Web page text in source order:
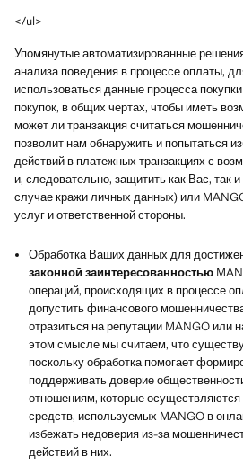
</ul>
Упомянутые автоматизированные
анализа поведения в процессе оплаты,
использоваться данные процесса
покупок, в общих чертах, чтобы иметь
может ли транзакция считаться
позволит нам обнаружить и попытаться
действий в платежных транзакциях с
и, следовательно, защитить как Вас, так
случае кражи личных данных) или
услуг и ответственной стороны.
Обработка Ваших данных для
законной заинтересованностью
операций, происходящих в процессе
допустить финансового
отразиться на репутации MANGO или
этом смысле мы считаем, что
поскольку обработка помогает
поддерживать доверие
отношениям, которые
средств, используемых MANGO в
избежать недоверия из-за
действий в них.